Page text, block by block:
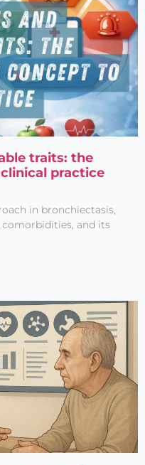
traits: the
practice
in bronchiectasis,
and its